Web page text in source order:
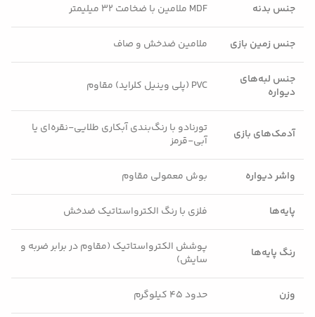
جنس بدنه MDF ملامین با ضخامت ۳۲ میلیمتر
جنس زمین بازی ملامین ضدخش و صاف
جنس لبه‌های
دیواره
PVC (پلی وینیل کلراید) مقاوم
آدمک‌های بازی
تورنادو با رنگ‌بندی آبکاری طلایی-نقره‌ای یا
آبی-قرمز
واشر دیواره بوش معمولی مقاوم
پایه‌ها فلزی با رنگ الکترواستاتیک ضدخش
رنگ پایه‌ها
پوشش الکترواستاتیک (مقاوم در برابر ضربه و
سایش)
وزن حدود ۴۵ کیلوگرم